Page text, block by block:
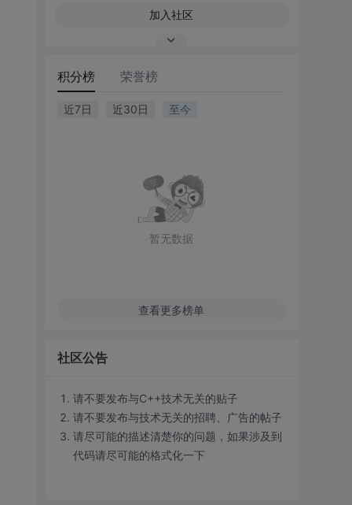
加入社区
积分榜 荣誉榜
近7日 近30日 至今
暂无数据
查看更多榜单
社区公告
请不要发布与C++技术无关的贴子
请不要发布与技术无关的招聘、广告的帖子
请尽可能的描述清楚你的问题，如果涉及到
代码请尽可能的格式化一下